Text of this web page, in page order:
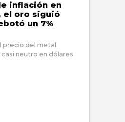
inflación en
el oro siguió
un 7%
precio del metal
neutro en dólares